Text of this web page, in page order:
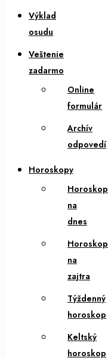
Výklad
osudu
Veštenie
zadarmo
Online
formulár
Archív
odpovedí
Horoskopy
Horoskop
na
dnes
Horoskop
na
zajtra
Týždenný
horoskop
Keltský
horoskop